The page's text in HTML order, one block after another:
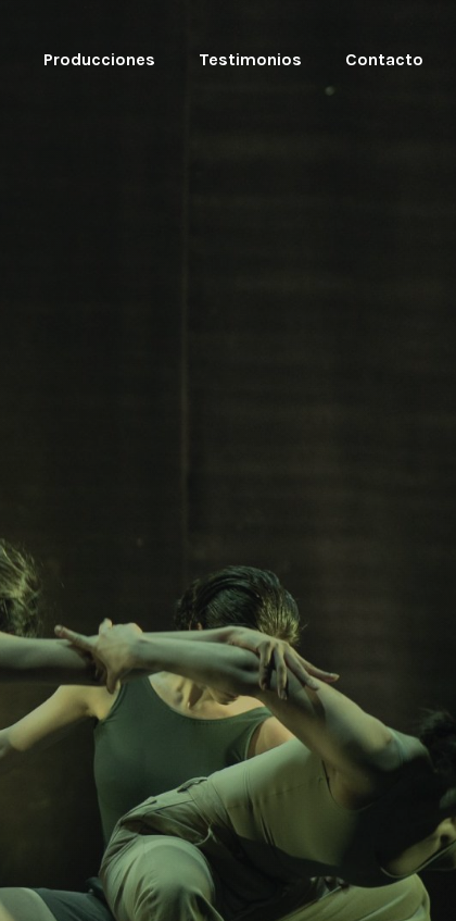
Producciones Testimonios Contacto